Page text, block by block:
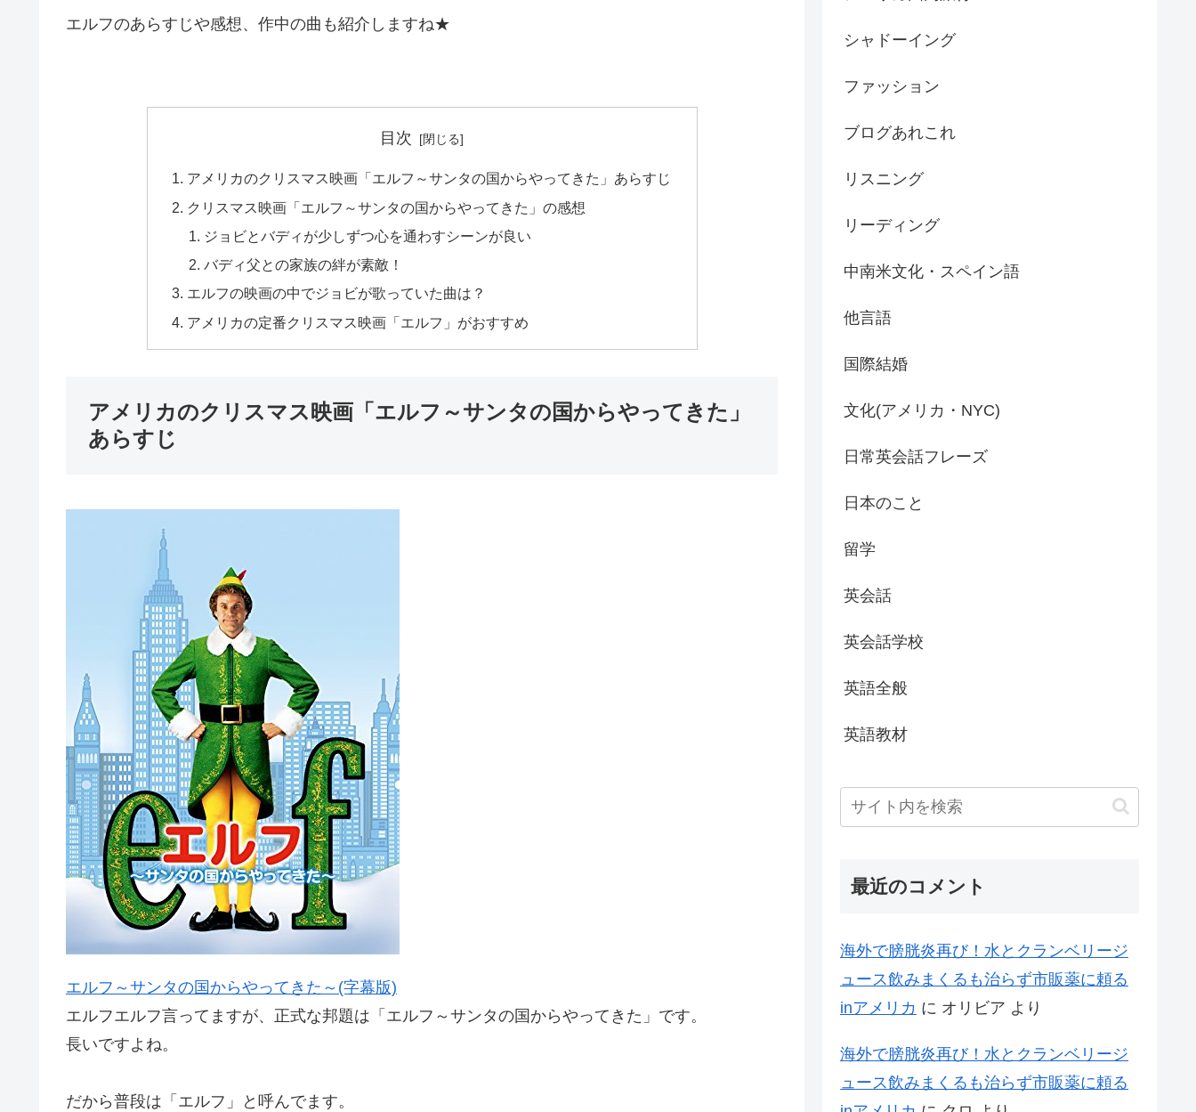
エルフのあらすじや感想、作中の曲も紹介しますね★
目次
アメリカのクリスマス映画「エルフ～サンタの国からやってきた」あらすじ
クリスマス映画「エルフ～サンタの国からやってきた」の感想
ジョビとバディが少しずつ心を通わすシーンが良い
バディ父との家族の絆が素敵！
エルフの映画の中でジョビが歌っていた曲は？
アメリカの定番クリスマス映画「エルフ」がおすすめ
アメリカのクリスマス映画「エルフ～サンタの国からやってきた」
あらすじ
エルフ～サンタの国からやってきた～(字幕版)
エルフエルフ言ってますが、正式な邦題は「エルフ～サンタの国からやってきた」です。
長いですよね。
だから普段は「エルフ」と呼んでます。
シャドーイング
ファッション
ブログあれこれ
リスニング
リーディング
中南米文化・スペイン語
他言語
国際結婚
文化(アメリカ・NYC)
日常英会話フレーズ
日本のこと
留学
英会話
英会話学校
英語全般
英語教材
最近のコメント
海外で膀胱炎再び！水とクランベリージ
ュース飲みまくるも治らず市販薬に頼る
inアメリカ に オリビア より
海外で膀胱炎再び！水とクランベリージ
ュース飲みまくるも治らず市販薬に頼る